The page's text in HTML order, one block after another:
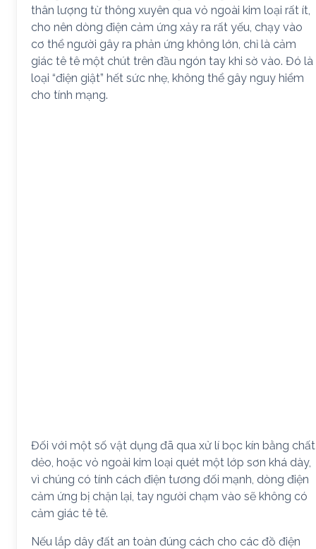
thân lượng từ thông xuyên qua vỏ ngoài kim loại rất ít,
cho nên dòng điện cảm ứng xảy ra rất yếu, chạy vào
cơ thể người gây ra phản ứng không lớn, chỉ là cảm
giác tê tê một chút trên đầu ngón tay khi sờ vào. Đó là
loại “điện giật” hết sức nhẹ, không thể gây nguy hiểm
cho tính mạng.
Đối với một số vật dụng đã qua xử lí bọc kín bằng chất
dẻo, hoặc vỏ ngoài kim loại quét một lớp sơn khá dày,
vì chúng có tính cách điện tương đối mạnh, dòng điện
cảm ứng bị chặn lại, tay người chạm vào sẽ không có
cảm giác tê tê.
Nếu lắp dây đất an toàn đúng cách cho các đồ điện